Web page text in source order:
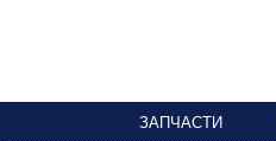
ЗАПЧАСТИ